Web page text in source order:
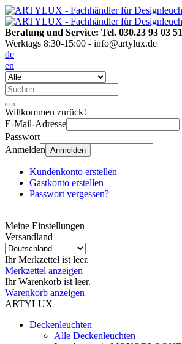
Beratung und Service: Tel. 030.23 93 03 51
Werktags 8:30-15:00 - info@artylux.de
de
en
Willkommen zurück!
E-Mail-Adresse
Passwort
Anmelden Anmelden
Kundenkonto erstellen
Gastkonto erstellen
Passwort vergessen?
Meine Einstellungen
Versandland
Ihr Merkzettel ist leer.
Merkzettel anzeigen
Ihr Warenkorb ist leer.
Warenkorb anzeigen
ARTYLUX
Deckenleuchten
Alle Deckenleuchten